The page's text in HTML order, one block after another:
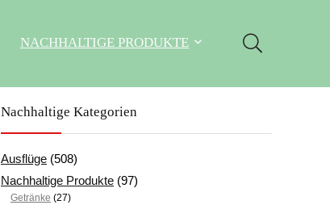
NACHHALTIGE PRODUKTE
Nachhaltige Kategorien
Ausflüge (508)
Nachhaltige Produkte (97)
Getränke (27)